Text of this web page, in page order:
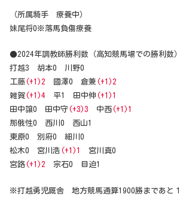
（所属騎手 療養中）
妹尾将0※落馬負傷療養
●2024年調教師勝利数（高知競馬場での勝利数）
打越3 胡本0 川野0
工藤(+1)2 國澤0 倉兼 (+1)2
雑賀(+1)4 平1 田中伸 (+1)1
田中譲0 田中守 (+3)3 中西(+1)1
那俄性0 西川0 西山1
東原0 別府0 細川0
松木0 宮川浩 (+1)1
宮川真0
宮路(+1)2 宗石0 目迫1
※打越勇児厩舎 地方競馬通算1900勝まであと１